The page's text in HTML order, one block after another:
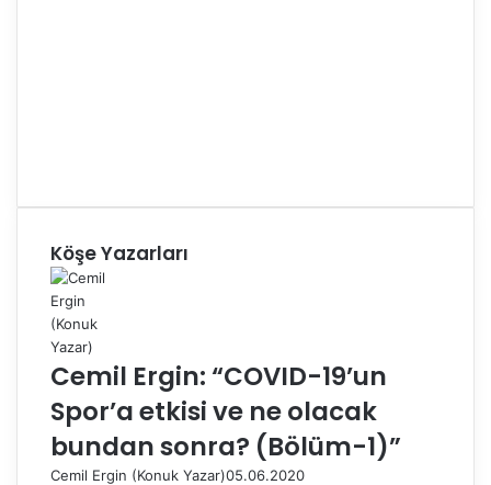
Köşe Yazarları
Cemil Ergin: “COVID-19’un
Spor’a etkisi ve ne olacak
bundan sonra? (Bölüm-1)”
Cemil Ergin (Konuk Yazar)05.06.2020